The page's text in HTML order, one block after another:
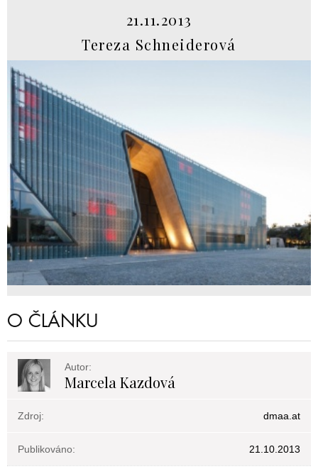
21.11.2013
Tereza Schneiderová
O ČLÁNKU
Autor:
Marcela Kazdová
Zdroj: dmaa.at
Publikováno: 21.10.2013